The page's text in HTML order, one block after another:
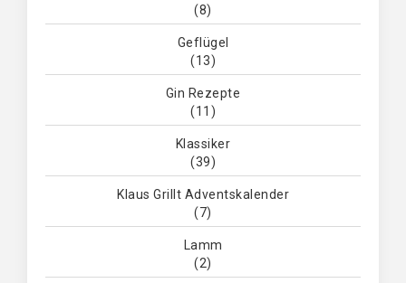
(8)
Geflügel
(13)
Gin Rezepte
(11)
Klassiker
(39)
Klaus Grillt Adventskalender
(7)
Lamm
(2)